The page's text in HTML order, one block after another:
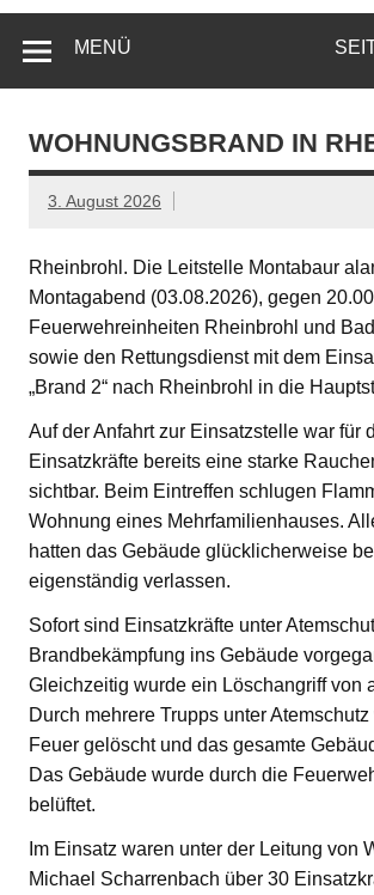
MENÜ
WOHNUNGSBRAND IN
3. August 2026
Rheinbrohl. Die Leitstelle Montabaur
Montagabend (03.08.2026), gegen
Feuerwehreinheiten Rheinbrohl und
sowie den Rettungsdienst mit dem
„Brand 2“ nach Rheinbrohl in die
Auf der Anfahrt zur Einsatzstelle war für
Einsatzkräfte bereits eine starke
sichtbar. Beim Eintreffen schlugen
Wohnung eines Mehrfamilienhauses.
hatten das Gebäude glücklicherweise
eigenständig verlassen.
Sofort sind Einsatzkräfte unter
Brandbekämpfung ins Gebäude
Gleichzeitig wurde ein Löschangriff von
Durch mehrere Trupps unter
Feuer gelöscht und das gesamte
Das Gebäude wurde durch die
belüftet.
Im Einsatz waren unter der Leitung von
Michael Scharrenbach über 30